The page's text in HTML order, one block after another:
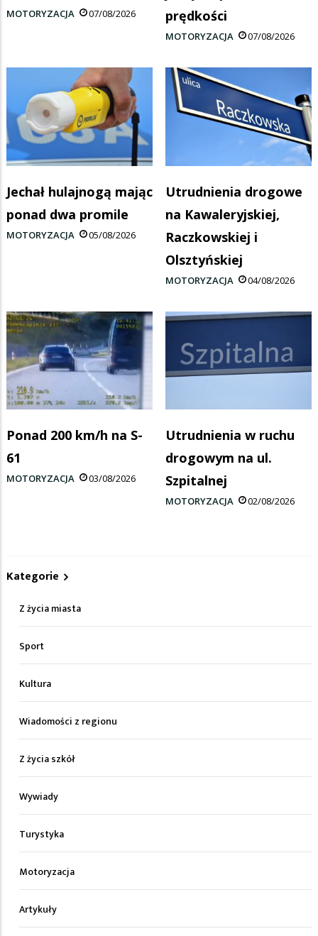
MOTORYZACJA 07/08/2026
prędkości
MOTORYZACJA 07/08/2026
Jechał hulajnogą mając
ponad dwa promile
MOTORYZACJA 05/08/2026
Utrudnienia drogowe
na Kawaleryjskiej,
Raczkowskiej i
Olsztyńskiej
MOTORYZACJA 04/08/2026
Ponad 200 km/h na S-
61
MOTORYZACJA 03/08/2026
Utrudnienia w ruchu
drogowym na ul.
Szpitalnej
MOTORYZACJA 02/08/2026
Kategorie
Z życia miasta
Sport
Kultura
Wiadomości z regionu
Z życia szkół
Wywiady
Turystyka
Motoryzacja
Artykuły